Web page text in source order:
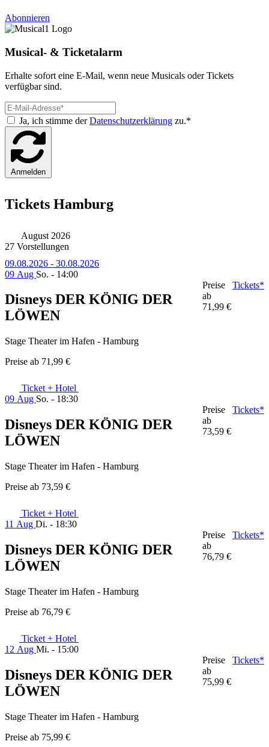
Abonnieren
Musical- & Ticketalarm
Erhalte sofort eine E-Mail, wenn neue Musicals oder Tickets
verfügbar sind.
Ja, ich stimme derDatenschutzerklärung zu.*
Anmelden
Tickets Hamburg
August 2026
27 Vorstellungen
09.08.2026 - 30.08.2026
09 Aug So. - 14:00
Disneys DER KÖNIG DER
LÖWEN
Stage Theater im Hafen - Hamburg
Preise ab 71,99 €
Preise
ab
71,99 €
Tickets*
Ticket + Hotel
09 Aug So. - 18:30
Disneys DER KÖNIG DER
LÖWEN
Stage Theater im Hafen - Hamburg
Preise ab 73,59 €
Preise
ab
73,59 €
Tickets*
Ticket + Hotel
11 Aug Di. - 18:30
Disneys DER KÖNIG DER
LÖWEN
Stage Theater im Hafen - Hamburg
Preise ab 76,79 €
Preise
ab
76,79 €
Tickets*
Ticket + Hotel
12 Aug Mi. - 15:00
Disneys DER KÖNIG DER
LÖWEN
Stage Theater im Hafen - Hamburg
Preise ab 75,99 €
Preise
ab
75,99 €
Tickets*